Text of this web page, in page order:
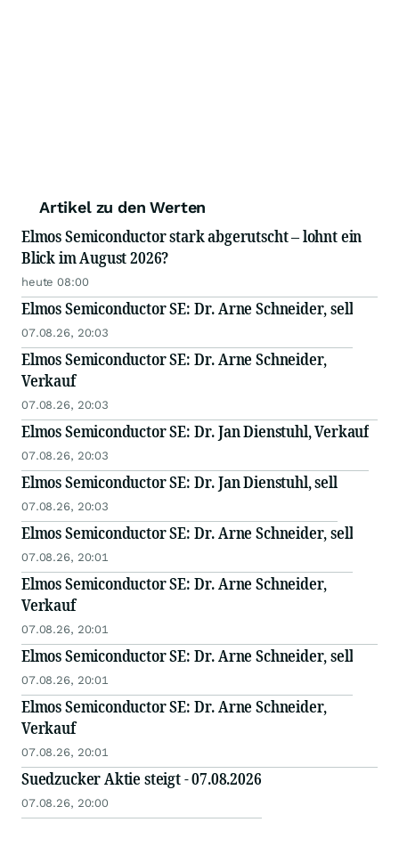
Artikel zu den Werten
Elmos Semiconductor stark abgerutscht – lohnt ein
Blick im August 2026?
heute 08:00
Elmos Semiconductor SE: Dr. Arne Schneider, sell
07.08.26, 20:03
Elmos Semiconductor SE: Dr. Arne Schneider,
Verkauf
07.08.26, 20:03
Elmos Semiconductor SE: Dr. Jan Dienstuhl, Verkauf
07.08.26, 20:03
Elmos Semiconductor SE: Dr. Jan Dienstuhl, sell
07.08.26, 20:03
Elmos Semiconductor SE: Dr. Arne Schneider, sell
07.08.26, 20:01
Elmos Semiconductor SE: Dr. Arne Schneider,
Verkauf
07.08.26, 20:01
Elmos Semiconductor SE: Dr. Arne Schneider, sell
07.08.26, 20:01
Elmos Semiconductor SE: Dr. Arne Schneider,
Verkauf
07.08.26, 20:01
Suedzucker Aktie steigt - 07.08.2026
07.08.26, 20:00